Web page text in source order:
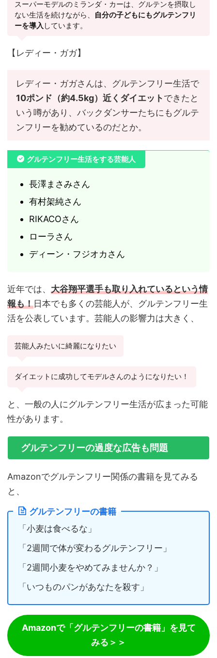
スーパーモデルのミランダ・カーは、グルテンを摂取し
ない生活を続けながら、 自分の子どもにもグルテンフリ
ーを導入 しています。
【レディー・ガガ】
レディー・ガガさんは、グルテンフリー生活で
10ポンド（約4.5kg）近くダイエットできたと
いう噂があり、バックダンサーたちにもグルテ
ンフリーを勧めているのだとか。
グルテンフリー生活をする芸能人
長澤まさみさん
有村架純さん
RIKACOさん
ローラさん
ディーン・フジオカさん
近年では、 大谷翔平選手も取り入れているという情
報も！日本でも多くの芸能人が、グルテンフリー生
活を公表しています。芸能人の影響力は大きく、
芸能人みたいに綺麗になりたい
ダイエットに成功してモデルさんのようになりたい！
と、一般の人にグルテンフリー生活が広まった可能
性があります。
グルテンフリーの過度な広告も問題
Amazonでグルテンフリー関係の書籍を見てみる
と、
グルテンフリーの書籍
「小麦は食べるな」
「2週間で体が変わるグルテンフリー」
「2週間小麦をやめてみませんか？」
「いつものパンがあなたを殺す」
Amazonで「グルテンフリーの書籍」を見て
みる＞＞